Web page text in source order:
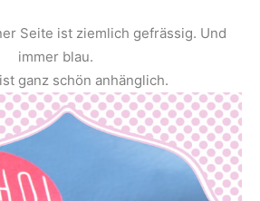
Seite ist ziemlich gefrässig. Und
immer blau.
ganz schön anhänglich.